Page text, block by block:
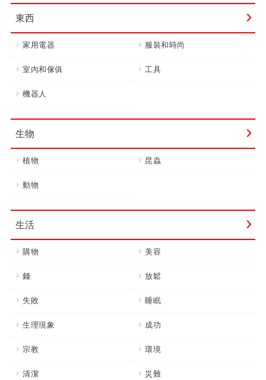
東西
家用電器 服裝和時尚
室內和傢俱 工具
機器人
生物
植物 昆蟲
動物
生活
購物 美容
錢 放鬆
失敗 睡眠
生理現象 成功
宗教 環境
清潔 災難